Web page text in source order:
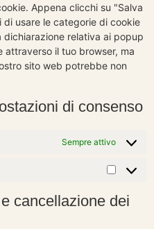
Appena clicchi su "Salva
di usare le categorie di cookie
relativa ai popup
attraverso il tuo browser, ma
sito web potrebbe non
di consenso
Sempre attivo
cancellazione dei